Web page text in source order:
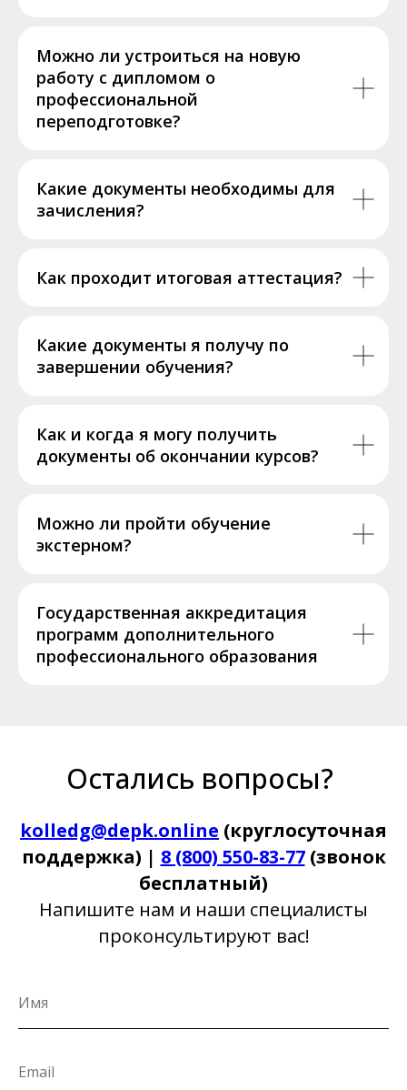
Можно ли устроиться на новую
работу с дипломом о
профессиональной
переподготовке?
Какие документы необходимы для
зачисления?
Как проходит итоговая аттестация?
Какие документы я получу по
завершении обучения?
Как и когда я могу получить
документы об окончании курсов?
Можно ли пройти обучение
экстерном?
Государственная аккредитация
программ дополнительного
профессионального образования
Остались вопросы?
kolledg@depk.online (круглосуточная
поддержка) | 8 (800) 550-83-77(звонок
бесплатный)
Напишите нам и наши специалисты
проконсультируют вас!